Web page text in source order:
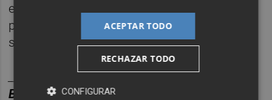
educación, la cultura y el talento como
pilares fundamentales de futuro”, ha
señalado Ballester.
BOLET ÍN TITULARES CASTELL
ACEPTAR TODO
RECHAZAR TODO
CONFIGURAR